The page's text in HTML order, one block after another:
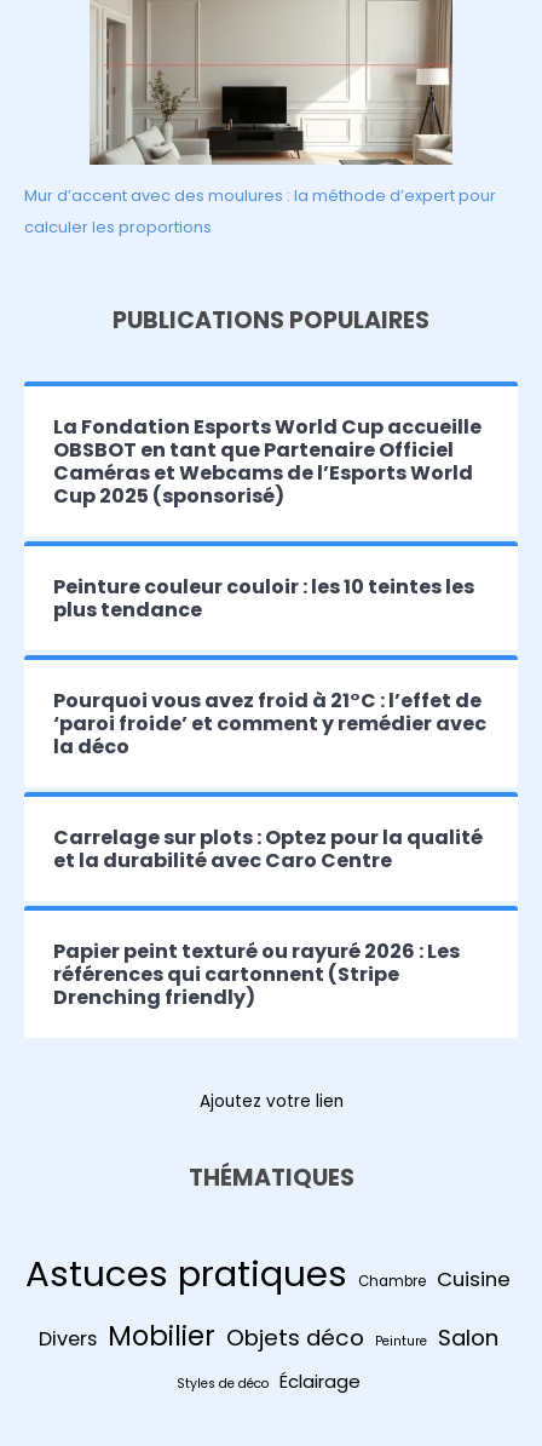
Mur d’accent avec des moulures : la méthode d’expert pour
calculer les proportions
PUBLICATIONS POPULAIRES
La Fondation Esports World Cup accueille
OBSBOT en tant que Partenaire Officiel
Caméras et Webcams de l’Esports World
Cup 2025 (sponsorisé)
Peinture couleur couloir : les 10 teintes les
plus tendance
Pourquoi vous avez froid à 21°C : l’effet de
‘paroi froide’ et comment y remédier avec
la déco
Carrelage sur plots : Optez pour la qualité
et la durabilité avec Caro Centre
Papier peint texturé ou rayuré 2026 : Les
références qui cartonnent (Stripe
Drenching friendly)
Ajoutez votre lien
THÉMATIQUES
Astuces pratiques Chambre Cuisine
Divers Mobilier Objets déco Peinture Salon
Styles de déco Éclairage